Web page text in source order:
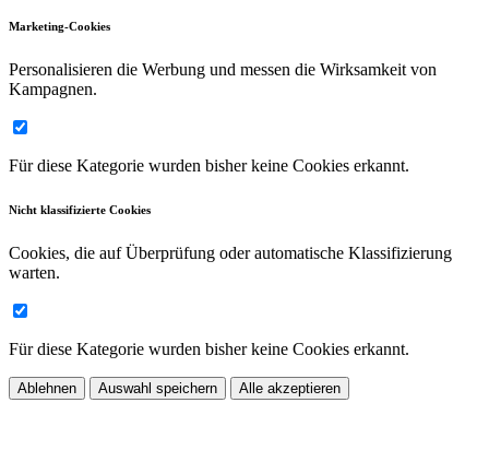
Marketing-Cookies
Personalisieren die Werbung und messen die Wirksamkeit von
Kampagnen.
Für diese Kategorie wurden bisher keine Cookies erkannt.
Nicht klassifizierte Cookies
Cookies, die auf Überprüfung oder automatische Klassifizierung
warten.
Für diese Kategorie wurden bisher keine Cookies erkannt.
Ablehnen Auswahl speichern Alle akzeptieren